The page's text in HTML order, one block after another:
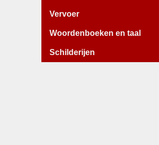
Vervoer
Woordenboeken en taal
Schilderijen